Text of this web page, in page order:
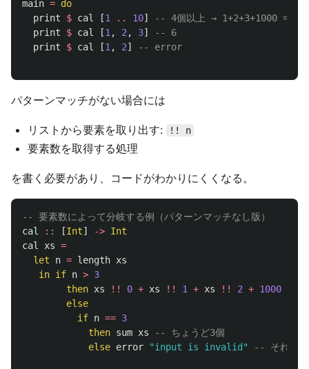
main = do
print
$ cal [1 .. 10]
-- 4個以上 → 1+2+3+1000 =
print
$ cal [1 , 2 , 3]
-- 6
print
$ cal [1 , 2] -- error
パターンマッチがない場合には
リストから要素を取り出す: !! n
要素数を取得する処理
を書く必要があり、コードがわかりにくくなる。
-- 要素数によって分岐する例（パターンマッチなし版）
cal
:: [Int] -> Int
cal
xs =
let
n = length xs
in if n > 3
then xs !! 0 + xs !! 1 + xs !! 2 + 1000
else
if n == 3
then sum xs
-- ちょうど3個
else error "input is invalid" -- それ未満